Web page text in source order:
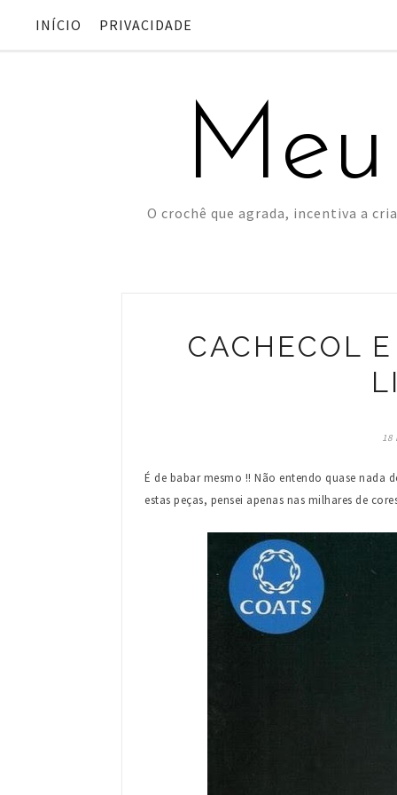
INÍCIO PRIVACIDADE
O crochê que agrada, incentiva a
CACHECOL
18
É de babar mesmo !! Não entendo quase nada
estas peças, pensei apenas nas milhares de